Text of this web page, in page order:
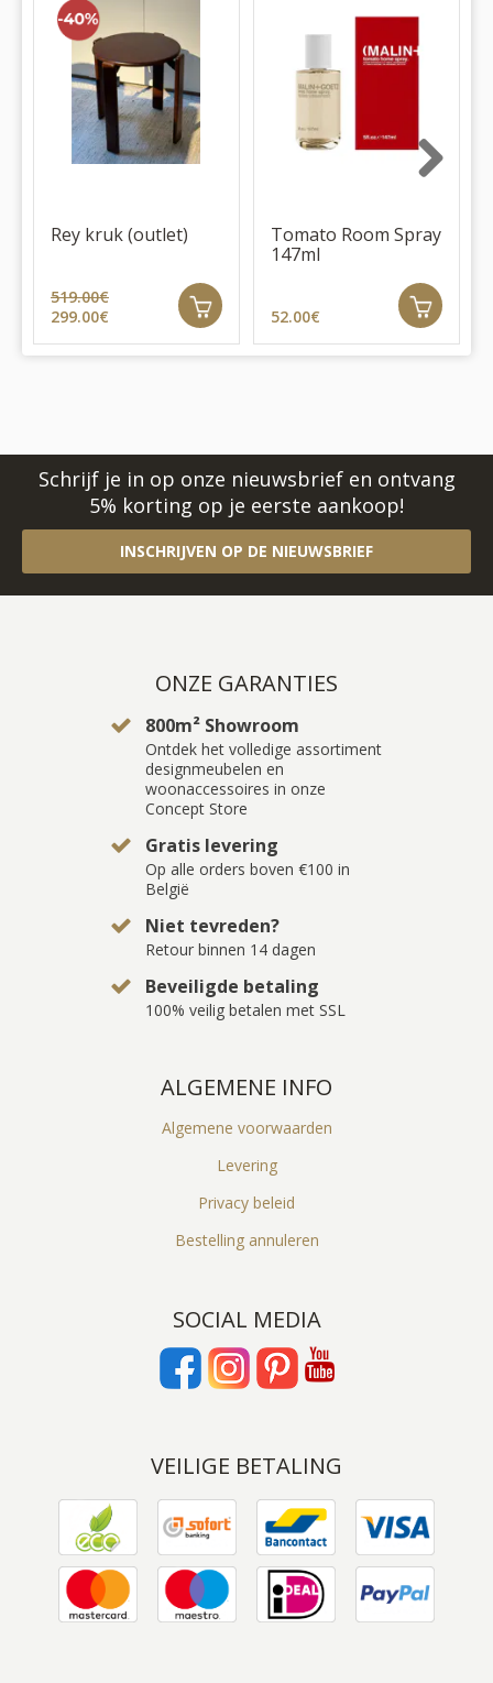
Rey kruk (outlet)
519.00€
299.00€
Tomato Room Spray
147ml
52.00€
Schrijf je in op onze nieuwsbrief en ontvang
5% korting op je eerste aankoop!
INSCHRIJVEN OP DE NIEUWSBRIEF
ONZE GARANTIES
800m² Showroom
Ontdek het volledige assortiment
designmeubelen en
woonaccessoires in onze
Concept Store
Gratis levering
Op alle orders boven €100 in
België
Niet tevreden?
Retour binnen 14 dagen
Beveiligde betaling
100% veilig betalen met SSL
ALGEMENE INFO
Algemene voorwaarden
Levering
Privacy beleid
Bestelling annuleren
SOCIAL MEDIA
VEILIGE BETALING